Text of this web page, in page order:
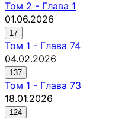
Том 2 - Глава 1
01.06.2026
17
Том 1 - Глава 74
04.02.2026
137
Том 1 - Глава 73
18.01.2026
124